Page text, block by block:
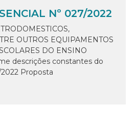
Nº 027/2022
OUTROS EQUIPAMENTOS
DO ENSINO
descrições constantes do
Proposta